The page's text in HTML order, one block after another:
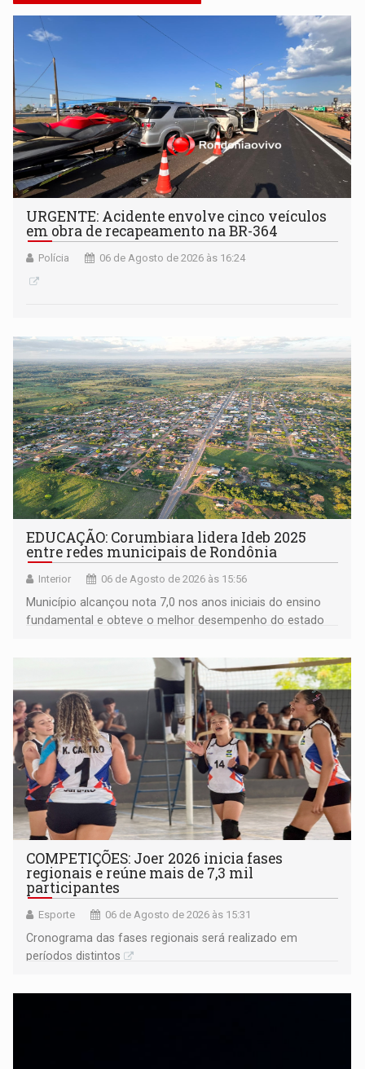
URGENTE: Acidente envolve cinco veículos
em obra de recapeamento na BR-364
Polícia 06 de Agosto de 2026 às 16:24
EDUCAÇÃO: Corumbiara lidera Ideb 2025
entre redes municipais de Rondônia
Interior 06 de Agosto de 2026 às 15:56
Município alcançou nota 7,0 nos anos iniciais do ensino
fundamental e obteve o melhor desempenho do estado
COMPETIÇÕES: Joer 2026 inicia fases
regionais e reúne mais de 7,3 mil
participantes
Esporte 06 de Agosto de 2026 às 15:31
Cronograma das fases regionais será realizado em
períodos distintos